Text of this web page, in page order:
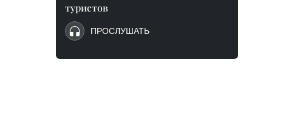
туристов
ПРОСЛУШАТЬ